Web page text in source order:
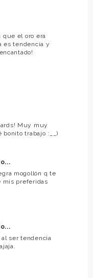
que el oro era
es tendencia y
Muy muy
bonito trabajo :__)
mogollón q te
mis preferidas
ser tendencia